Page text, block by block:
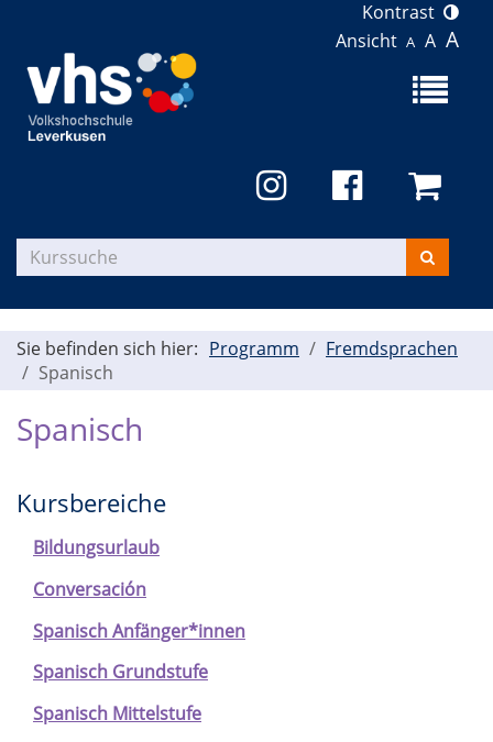
Kontrast
Ansicht A A A
Menü
Kurse
suchen
Sie befinden sich hier: Programm
Fremdsprachen
Spanisch
Spanisch
Kursbereiche
Bildungsurlaub
Conversación
Spanisch Anfänger*innen
Spanisch Grundstufe
Spanisch Mittelstufe